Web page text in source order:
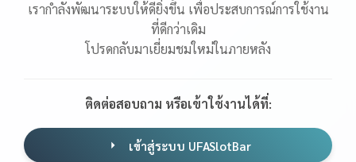
เรากำลังพัฒนาระบบให้ดียิ่งขึ้น เพื่อประสบการณ์การใช้งาน
ที่ดีกว่าเดิม
โปรดกลับมาเยี่ยมชมใหม่ในภายหลัง
ติดต่อสอบถาม หรือเข้าใช้งานได้ที่:
เข้าสู่ระบบ UFASlotBar